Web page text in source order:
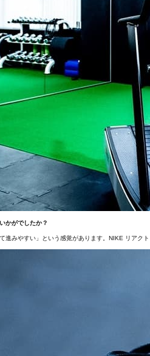
かがでしたか？
進みやすい」という感覚があります。NIKE リアク